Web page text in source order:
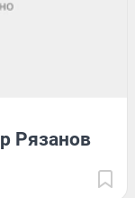
Рязанов